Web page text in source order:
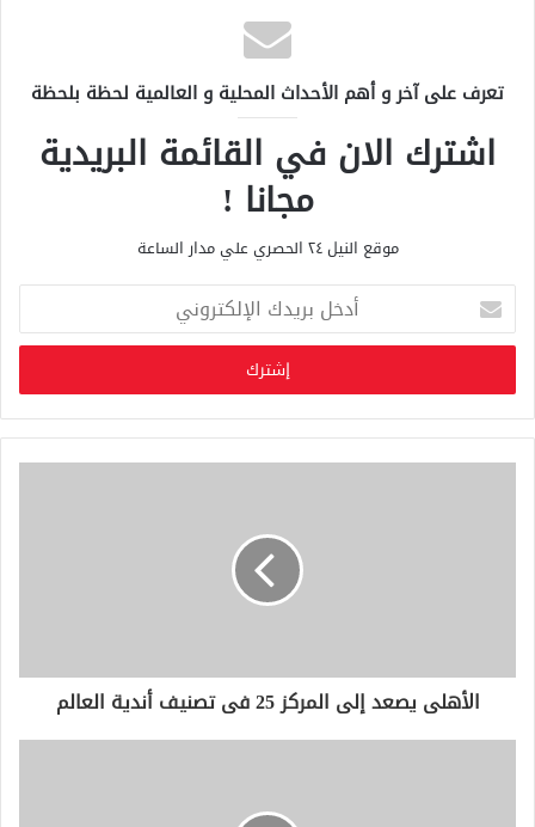
تعرف على آخر و أهم الأحداث المحلية و العالمية لحظة بلحظة
اشترك الان في القائمة البريدية
مجانا !
موقع النيل ٢٤ الحصري علي مدار الساعة
خ
ب
ر
ي
د
ر
ي
الأهلى يصعد إلى المركز 25 فى تصنيف أندية العالم